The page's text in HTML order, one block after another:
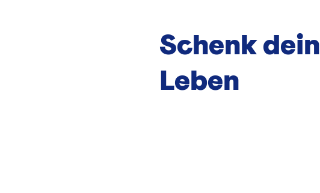
Schenk
Leben